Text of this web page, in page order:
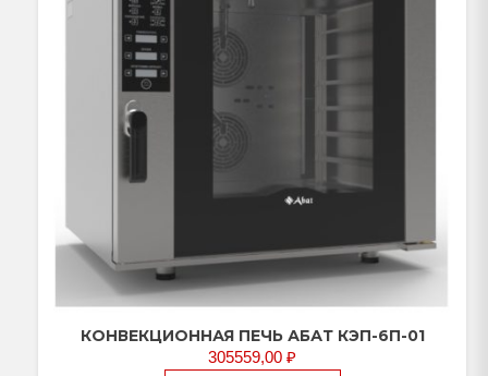
КОНВЕКЦИОННАЯ ПЕЧЬ АБАТ КЭП-6П-01
305559,00 ₽